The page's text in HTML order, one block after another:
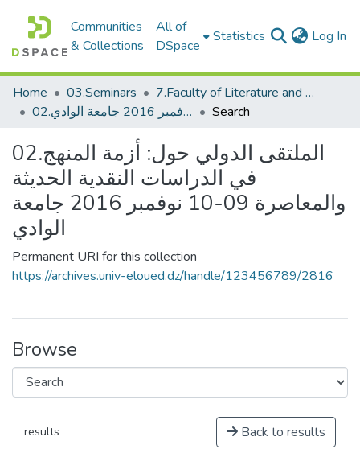
Communities
& Collections
All of
DSpace
Statistics Log In
Home 03.Seminars
7.Faculty of Literature and Languages_Seminars
02.الملتقى الدولي حول: أزمة المنهج في الدراسات النقدية الحديثة والمعاصرة 09-10 نوفمبر 2016 جامعة الوادي
Search
02.الملتقى الدولي حول: أزمة المنهج
في الدراسات النقدية الحديثة
والمعاصرة 09-10 نوفمبر 2016 جامعة
الوادي
Permanent URI for this collection
https://archives.univ-eloued.dz/handle/123456789/2816
Browse
results Back to results